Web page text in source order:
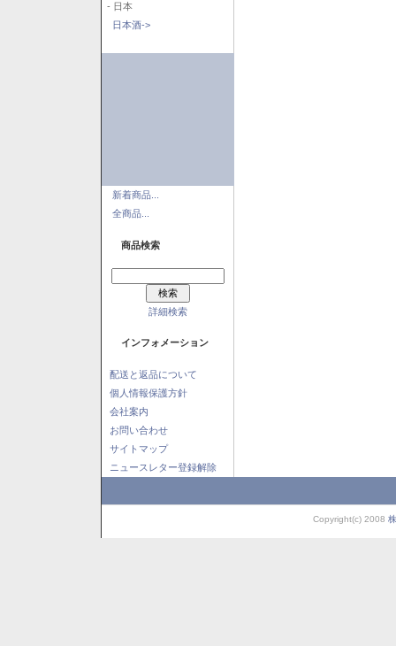
- 日本
日本酒->
新着商品...
全商品...
商品検索
詳細検索
インフォメーション
配送と返品について
個人情報保護方針
会社案内
お問い合わせ
サイトマップ
ニュースレター登録解除
Copyright(c) 2008